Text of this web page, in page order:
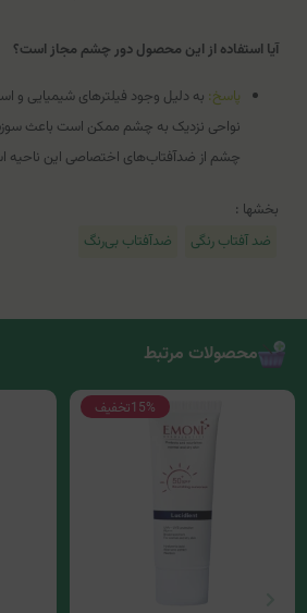
آیا استفاده از این محصول دور چشم مجاز است؟
پاسخ: به دلیل وجود فیلترهای شیمیایی و
نواحی نزدیک به چشم ممکن است باعث
چشم از ضدآفتاب‌های اختصاصی این ناحیه
بخشها :
ضد آفتاب رنگی
ضدآفتاب بی‌رنگ
محصولات مرتبط
15%تخفیف